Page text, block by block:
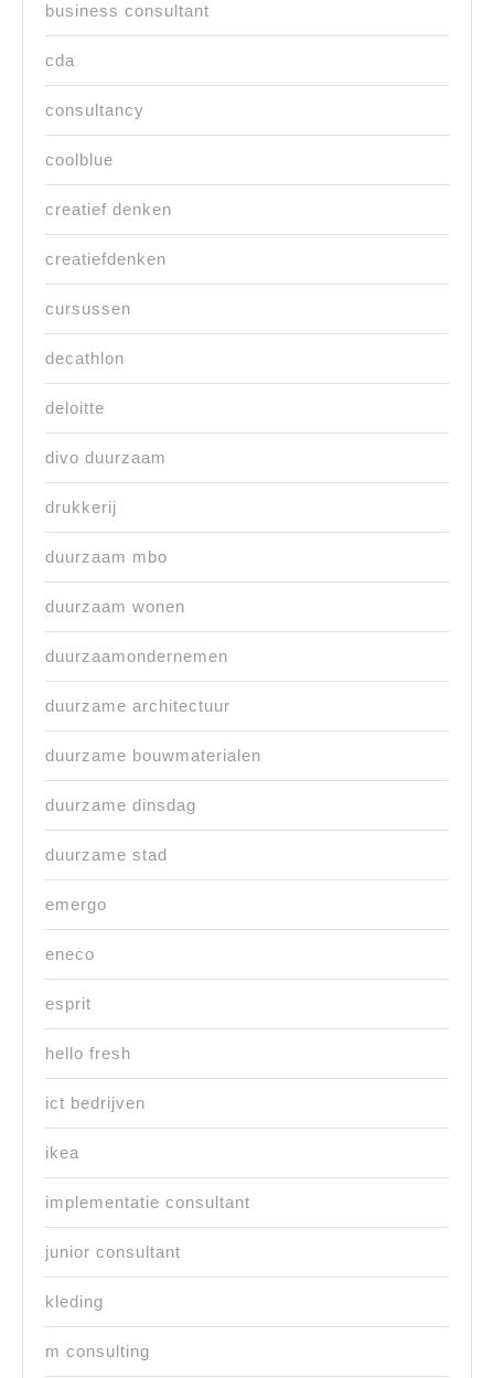
business consultant
cda
consultancy
coolblue
creatief denken
creatiefdenken
cursussen
decathlon
deloitte
divo duurzaam
drukkerij
duurzaam mbo
duurzaam wonen
duurzaamondernemen
duurzame architectuur
duurzame bouwmaterialen
duurzame dinsdag
duurzame stad
emergo
eneco
esprit
hello fresh
ict bedrijven
ikea
implementatie consultant
junior consultant
kleding
m consulting